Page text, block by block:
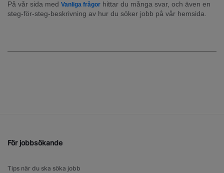
På vår sida med Vanliga frågor hittar du många svar, och även en
steg-för-steg-beskrivning av hur du söker jobb på vår hemsida.
För jobbsökande
Tips när du ska söka jobb